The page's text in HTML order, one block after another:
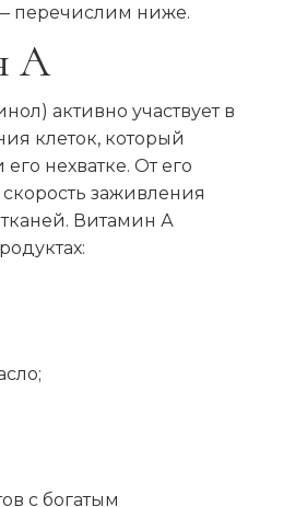
перечислим ниже.
А
активно участвует в
клеток, который
нехватке. От его
заживления
Витамин А
с богатым